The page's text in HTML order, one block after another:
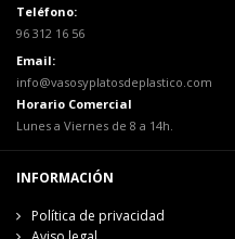
Teléfono:
96 312 16 56
Email:
info@vasosyplatosdeplastico.com
Horario Comercial
Lunes a Viernes de 8 a 14h.
INFORMACIÓN
Política de privacidad